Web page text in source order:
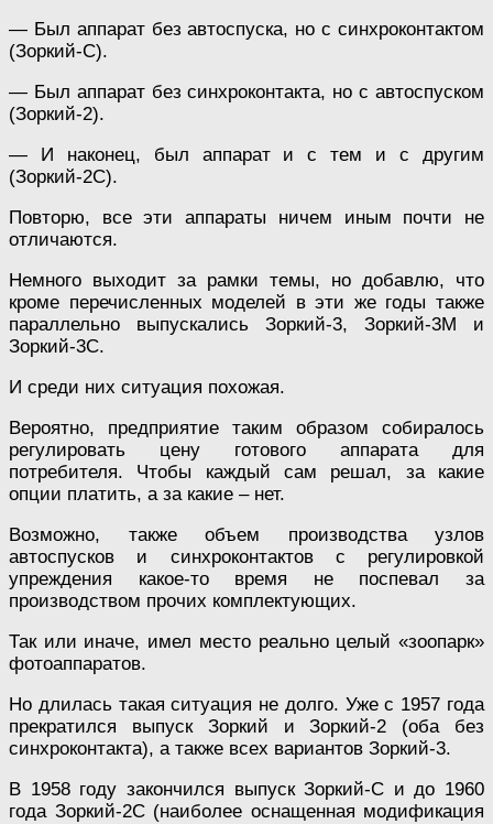
— Был аппарат без автоспуска, но с синхроконтактом
(Зоркий-С).
— Был аппарат без синхроконтакта, но с автоспуском
(Зоркий-2).
— И наконец, был аппарат и с тем и с другим
(Зоркий-2С).
Повторю, все эти аппараты ничем иным почти не
отличаются.
Немного выходит за рамки темы, но добавлю, что
кроме перечисленных моделей в эти же годы также
параллельно выпускались Зоркий-3, Зоркий-3М и
Зоркий-3С.
И среди них ситуация похожая.
Вероятно, предприятие таким образом собиралось
регулировать цену готового аппарата для
потребителя. Чтобы каждый сам решал, за какие
опции платить, а за какие – нет.
Возможно, также объем производства узлов
автоспусков и синхроконтактов с регулировкой
упреждения какое-то время не поспевал за
производством прочих комплектующих.
Так или иначе, имел место реально целый «зоопарк»
фотоаппаратов.
Но длилась такая ситуация не долго. Уже с 1957 года
прекратился выпуск Зоркий и Зоркий-2 (оба без
синхроконтакта), а также всех вариантов Зоркий-3.
В 1958 году закончился выпуск Зоркий-С и до 1960
года Зоркий-2С (наиболее оснащенная модификация